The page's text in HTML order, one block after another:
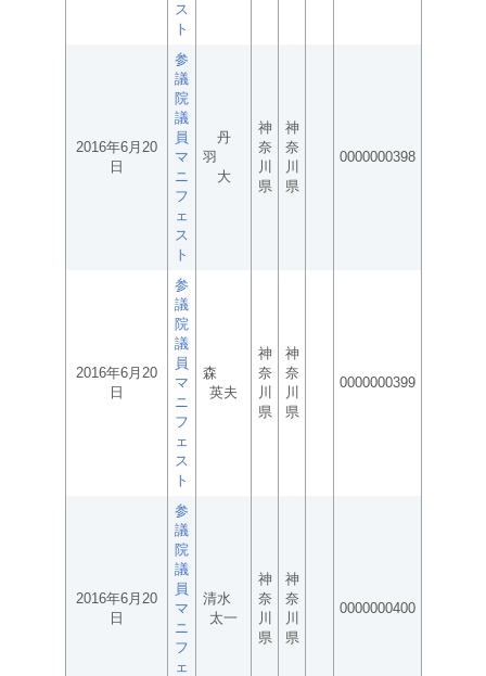
ス
ト
2016年6月20
日
参
議
院
議
員
マ
ニ
フ
ェ
ス
ト
丹
羽
大
神
奈
川
県
神
奈
川
県
0000000398
2016年6月20
日
参
議
院
議
員
マ
ニ
フ
ェ
ス
ト
森
英夫
神
奈
川
県
神
奈
川
県
0000000399
2016年6月20
日
参
議
院
議
員
マ
ニ
フ
ェ
清水
太一
神
奈
川
県
神
奈
川
県
0000000400